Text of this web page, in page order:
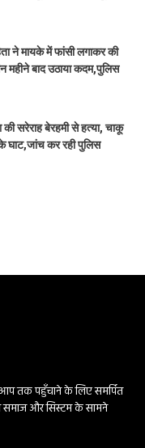
ने मायके में फांसी लगाकर की
महीने बाद उठाया कदम,पुलिस
सरेराह बेरहमी से हत्या, चाकू
घाट,जांच कर रही पुलिस
तक पहुँचाने के लिए समर्पित
समाज और सिस्टम के सामने